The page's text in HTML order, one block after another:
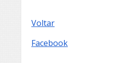
Voltar
Facebook